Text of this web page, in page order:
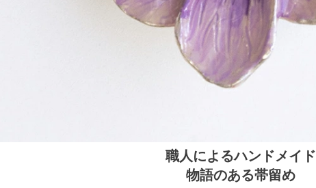
職人によるハンドメイド
物語のある帯留め